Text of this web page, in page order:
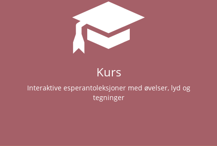
Kurs
Interaktive esperantoleksjoner med øvelser, lyd og
tegninger